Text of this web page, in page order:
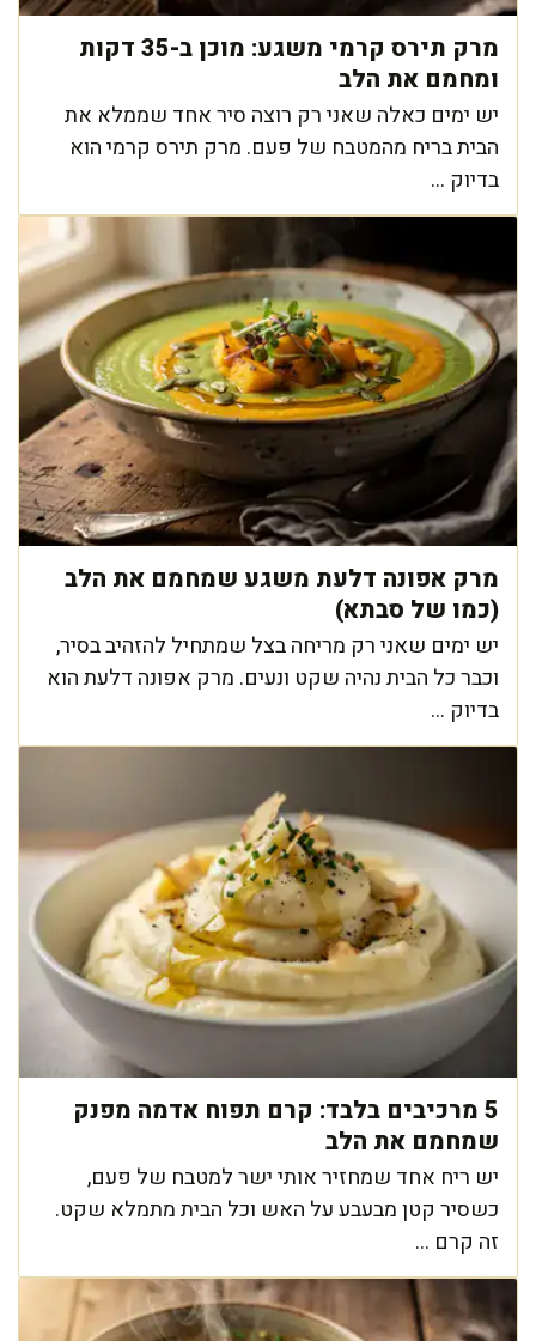
מרק תירס קרמי משגע: מוכן ב-35 דקות
ומחמם את הלב
יש ימים כאלה שאני רק רוצה סיר אחד שממלא את
הבית בריח מהמטבח של פעם. מרק תירס קרמי הוא
בדיוק ...
מרק אפונה דלעת משגע שמחמם את הלב
(כמו של סבתא)
יש ימים שאני רק מריחה בצל שמתחיל להזהיב בסיר,
וכבר כל הבית נהיה שקט ונעים. מרק אפונה דלעת הוא
בדיוק ...
5 מרכיבים בלבד: קרם תפוח אדמה מפנק
שמחמם את הלב
יש ריח אחד שמחזיר אותי ישר למטבח של פעם,
כשסיר קטן מבעבע על האש וכל הבית מתמלא שקט.
זה קרם ...